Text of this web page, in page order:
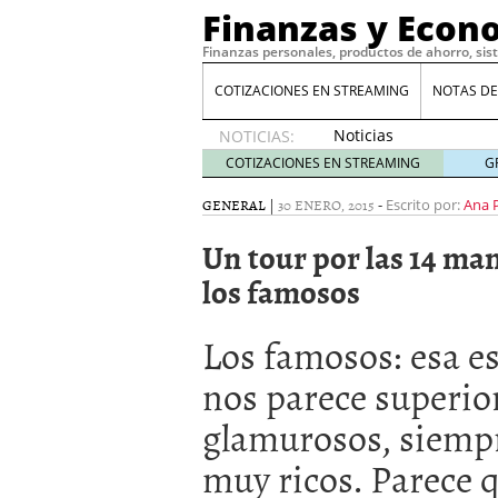
Finanzas y
Finanzas personales, productos de ahorro,
COTIZACIONES EN STREAMING NOTAS
NOTICIAS:
Noticias
de XRP
por qué
las
whales
suelen
de abril
Comparativa Costes vs
acelera la rentabilidad?
Meses sin intereses:
compras 24 de
Planificar tu herencia
COTIZACIONES EN STREAMING
GENERAL | 30 ENERO, 2015 - Escrito por:Ana
Un tour por las 14
los famosos
Los famosos: esa
nos parece
glamurosos,
muy ricos. Parece